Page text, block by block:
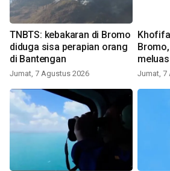
TNBTS: kebakaran di Bromo
diduga sisa perapian orang
di Bantengan
Jumat, 7 Agustus 2026 Jumat, 7